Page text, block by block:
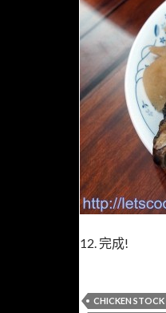
12. 完成!
CHICKEN STOCK